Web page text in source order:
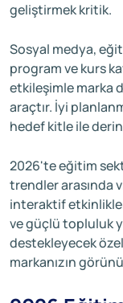
geliştirmek kritik.
Sosyal medya,
program ve kurs
etkileşimle marka
araçtır. İyi
hedef kitle ile
2026'te eğitim
trendler arasında
interaktif
ve güçlü topluluk
destekleyecek
markanızın